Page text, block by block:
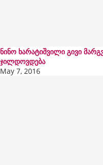
ნინო ხარატიშვილი გივი
ჯილდოვდება
May 7, 2016